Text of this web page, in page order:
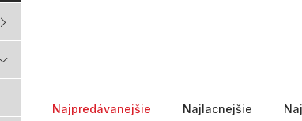
Najpredávanejšie Najlacnejšie